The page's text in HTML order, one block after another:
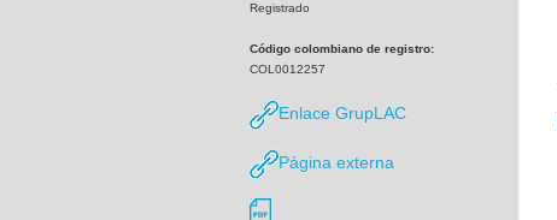
Registrado
Código colombiano de registro:
COL0012257
Enlace GrupLAC
Página externa